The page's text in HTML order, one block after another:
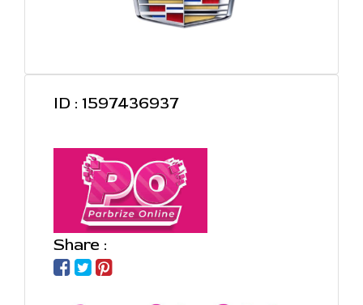
ID : 1597436937
Share :